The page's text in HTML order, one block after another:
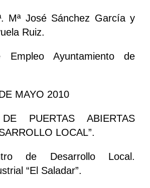
Mª José Sánchez García y
Ruiz.
Empleo Ayuntamiento de
MAYO 2010
DE PUERTAS ABIERTAS
LOCAL”.
de Desarrollo Local.
“El Saladar”.